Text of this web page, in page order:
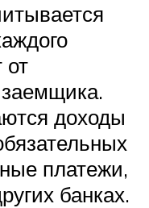
от
доходы
платежи,
банках.